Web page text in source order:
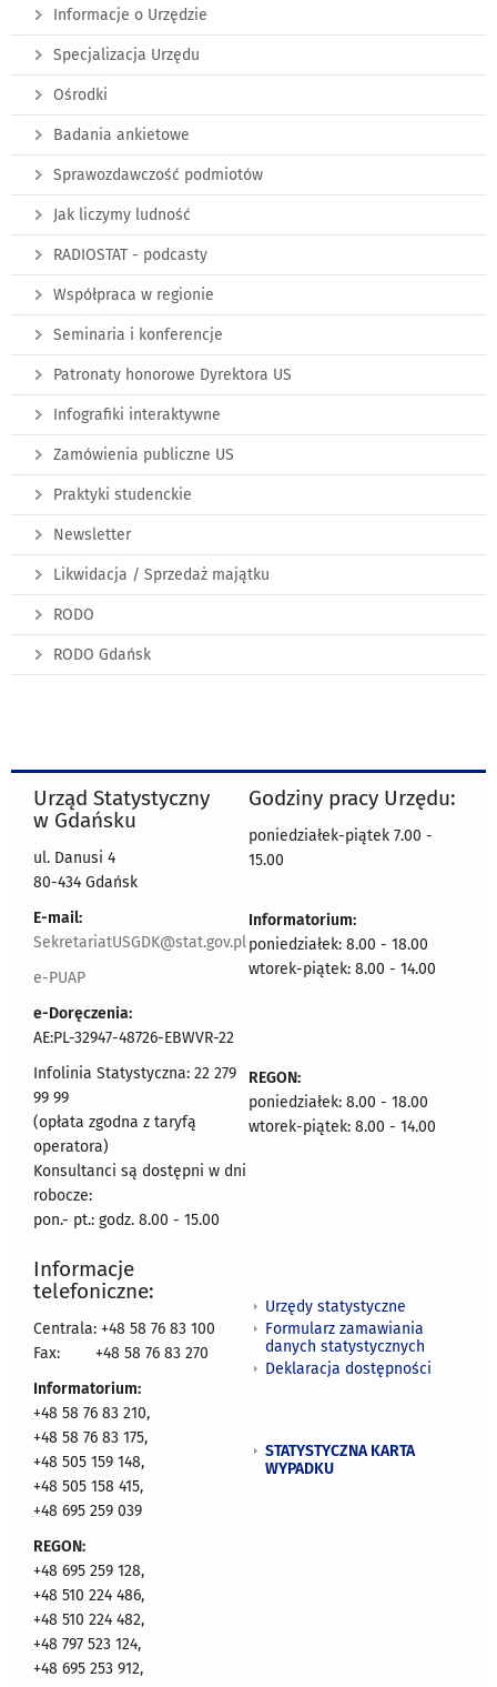
Informacje o Urzędzie
Specjalizacja Urzędu
Ośrodki
Badania ankietowe
Sprawozdawczość podmiotów
Jak liczymy ludność
RADIOSTAT - podcasty
Współpraca w regionie
Seminaria i konferencje
Patronaty honorowe Dyrektora US
Infografiki interaktywne
Zamówienia publiczne US
Praktyki studenckie
Newsletter
Likwidacja / Sprzedaż majątku
RODO
RODO Gdańsk
Urząd Statystyczny
w Gdańsku
ul. Danusi 4
80-434 Gdańsk
E-mail:
SekretariatUSGDK@stat.gov.pl
e-PUAP
e-Doręczenia:
AE:PL-32947-48726-EBWVR-22
Infolinia Statystyczna: 22 279
99 99
(opłata zgodna z taryfą
operatora)
Konsultanci są dostępni w dni
robocze:
pon.- pt.: godz. 8.00 - 15.00
Godziny pracy Urzędu:
poniedziałek-piątek 7.00 -
15.00
Informatorium:
poniedziałek: 8.00 - 18.00
wtorek-piątek: 8.00 - 14.00
REGON:
poniedziałek: 8.00 - 18.00
wtorek-piątek: 8.00 - 14.00
Informacje
telefoniczne:
Centrala: +48 58 76 83 100
Fax:
+48 58 76 83 270
Informatorium:
+48 58 76 83 210,
+48 58 76 83 175,
+48 505 159 148,
+48 505 158 415,
+48 695 259 039
REGON:
+48 695 259 128,
+48 510 224 486,
+48 510 224 482,
+48 797 523 124,
+48 695 253 912,
Urzędy statystyczne
Formularz zamawiania
danych statystycznych
Deklaracja dostępności
STATYSTYCZNA KARTA
WYPADKU